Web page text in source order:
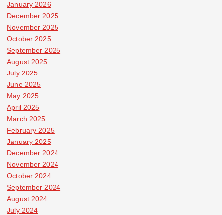
January 2026
December 2025
November 2025
October 2025
September 2025
August 2025
July 2025
June 2025
May 2025
April 2025
March 2025
February 2025
January 2025
December 2024
November 2024
October 2024
September 2024
August 2024
July 2024